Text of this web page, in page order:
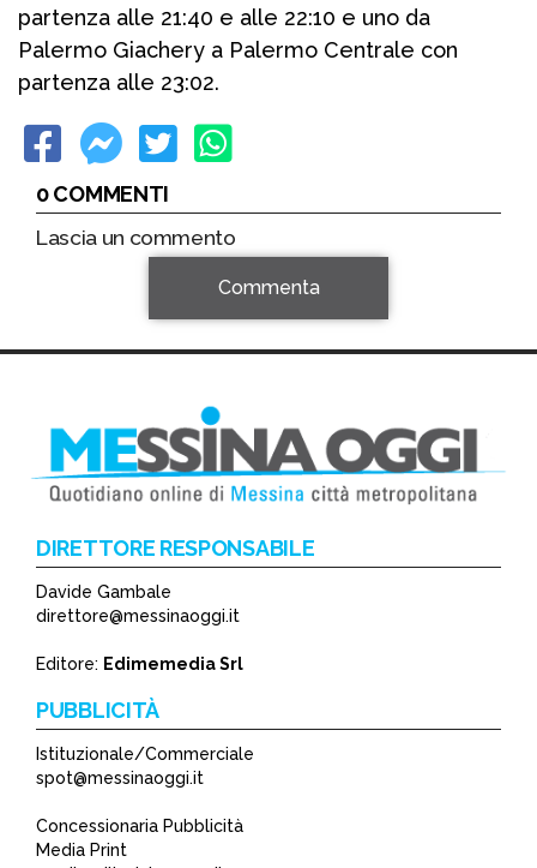
partenza alle 21:40 e alle 22:10 e uno da
Palermo Giachery a Palermo Centrale con
partenza alle 23:02.
0 COMMENTI
Lascia un commento
*
Commenta
DIRETTORE RESPONSABILE
Davide Gambale
direttore@messinaoggi.it
Editore: Edimemedia Srl
PUBBLICITÀ
Istituzionale/Commerciale
spot@messinaoggi.it
Concessionaria Pubblicità
Media Print